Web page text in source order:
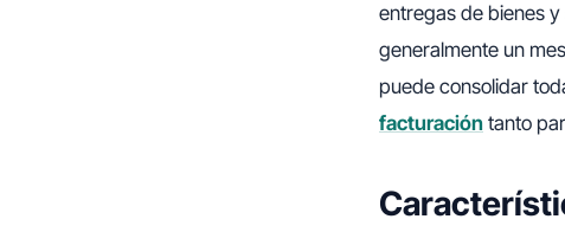
entregas de bienes
generalmente un
puede consolidar
facturación tanto